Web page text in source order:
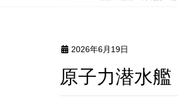
2026年6月19日
原子力潜水